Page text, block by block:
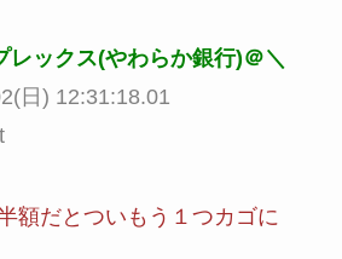
レックス(やわらか銀行)＠＼
日) 12:31:18.01
額だとついもう１つカゴに